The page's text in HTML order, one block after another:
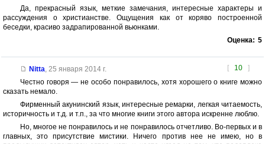
Да, прекрасный язык, меткие замечания, интересные характеры и
рассуждения о христианстве. Ощущения как от коряво построенной
беседки, красиво задрапированной вьюнками.
Оценка: 5
[ 10 ]
Nitta 25 января 2014 г.
Честно говоря — не особо понравилось, хотя хорошего о книге можно
сказать немало.
Фирменный акунинский язык, интересные ремарки, легкая читаемость,
историчность и т.д. и т.п., за что многие книги этого автора искренне люблю.
Но, многое не понравилось и не понравилось отчетливо. Во-первых и в
главных, это присутствие мистики. Ничего против нее не имею, но в